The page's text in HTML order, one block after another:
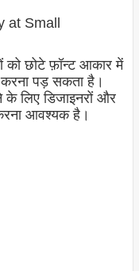
at Small
को छोटे फ़ॉन्ट आकार में
करना पड़ सकता है।
के लिए डिजाइनरों और
करना आवश्यक है।